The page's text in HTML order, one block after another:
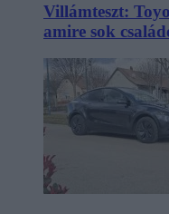
Villámteszt:
amire sok